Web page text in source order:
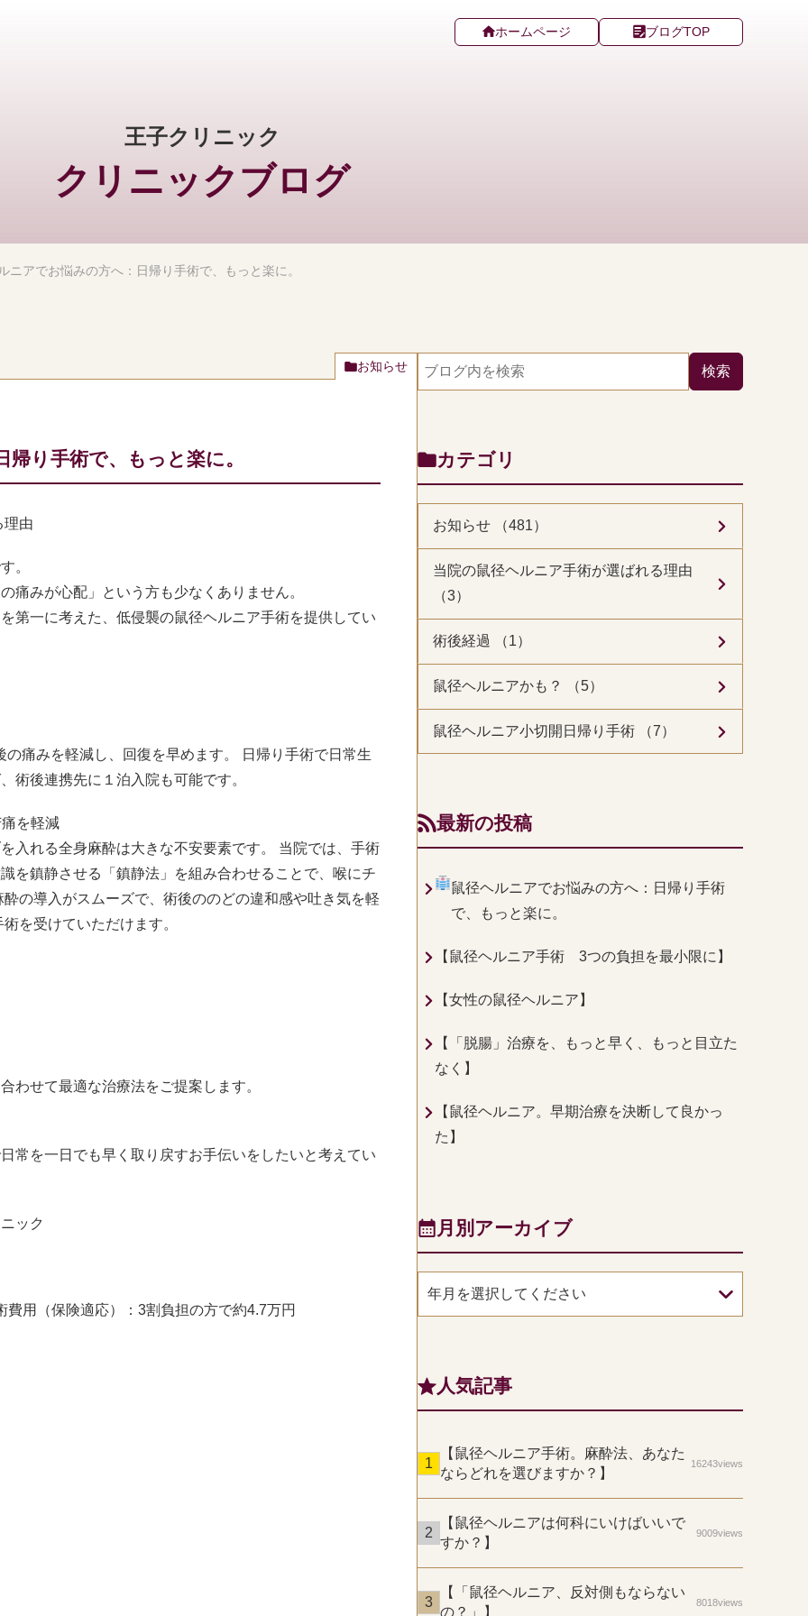
ホームページ ブログTOP
王子クリニック
クリニックブログ
ニアでお悩みの方へ：日帰り手術で、もっと楽に。
お知らせ
り手術で、もっと楽に。
理由
。
痛みが心配」という方も少なくありません。
第一に考えた、低侵襲の鼠径ヘルニア手術を提供してい
痛みを軽減し、回復を早めます。 日帰り手術で日常生
術後連携先に１泊入院も可能です。
を軽減
入れる全身麻酔は大きな不安要素です。 当院では、手術
を鎮静させる「鎮静法」を組み合わせることで、喉にチ
の導入がスムーズで、術後ののどの違和感や吐き気を軽
を受けていただけます。
わせて最適な治療法をご提案します。
常を一日でも早く取り戻すお手伝いをしたいと考えてい
ック
用（保険適応）：3割負担の方で約4.7万円
カテゴリ
お知らせ （481）
当院の鼠径ヘルニア手術が選ばれる理由
（3）
術後経過 （1）
鼠径ヘルニアかも？ （5）
鼠径ヘルニア小切開日帰り手術 （7）
最新の投稿
鼠径ヘルニアでお悩みの方へ：日帰り手術
で、もっと楽に。
【鼠径ヘルニア手術 3つの負担を最小限に】
【女性の鼠径ヘルニア】
【「脱腸」治療を、もっと早く、もっと目立た
なく】
【鼠径ヘルニア。早期治療を決断して良かっ
た】
月別アーカイブ
年月を選択してください
人気記事
【鼠径ヘルニア手術。麻酔法、あなた
ならどれを選びますか？】
16243views
【鼠径ヘルニアは何科にいけばいいで
すか？】
9009views
【「鼠径ヘルニア、反対側もならない
の？」】
8018views